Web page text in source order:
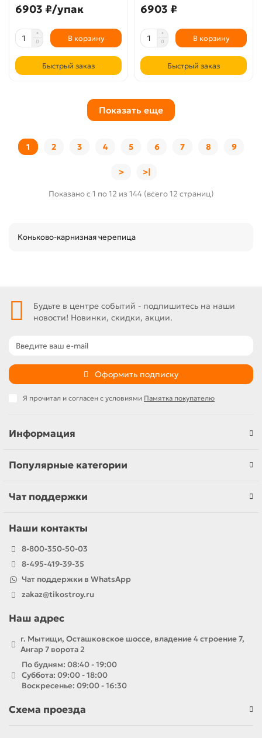
6903 ₽/упак
В корзину
Быстрый заказ
6903 ₽
В корзину
Быстрый заказ
Показать еще
1 2 3 4 5 6 7 8 9
> >|
Показано с 1 по 12 из 144 (всего 12 страниц)
Коньково-карнизная черепица
Будьте в центре событий - подпишитесь на наши
новости! Новинки, скидки, акции.
Оформить подписку
Я прочитал и согласен с условиями Памятка покупателю
Информация
Популярные категории
Чат поддержки
Наши контакты
8-800-350-50-03
8-495-419-39-35
Чат поддержки в WhatsApp
zakaz@tikostroy.ru
Наш адрес
г. Мытищи, Осташковское шоссе, владение 4 строение 7,
Ангар 7 ворота 2
По будням: 08:40 - 19:00
Суббота: 09:00 - 18:00
Воскресенье: 09:00 - 16:30
Схема проезда